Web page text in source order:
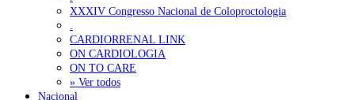
XXXIV Congresso Nacional de Coloproctologia
.
CARDIORRENAL LINK
ON CARDIOLOGIA
ON TO CARE
» Ver todos
Nacional